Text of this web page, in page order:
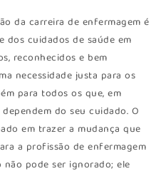
da carreira de enfermagem é
dos cuidados de saúde em
reconhecidos e bem
necessidade justa para os
para todos os que, em
do seu cuidado. O
em trazer a mudança que
a profissão de enfermagem
pode ser ignorado; ele